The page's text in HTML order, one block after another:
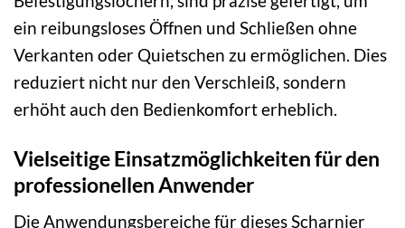
ein reibungsloses Öffnen und Schließen ohne
Verkanten oder Quietschen zu ermöglichen. Dies
reduziert nicht nur den Verschleiß, sondern
erhöht auch den Bedienkomfort erheblich.
Vielseitige Einsatzmöglichkeiten für den
professionellen Anwender
Die Anwendungsbereiche für dieses Scharnier